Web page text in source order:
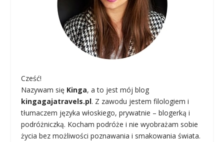
Cześć!
Nazywam się Kinga, a to jest mój blog
kingagajatravels.pl. Z zawodu jestem filologiem i
tłumaczem języka włoskiego, prywatnie – blogerką i
podróżniczką. Kocham podróże i nie wyobrażam sobie
życia bez możliwości poznawania i smakowania świata.